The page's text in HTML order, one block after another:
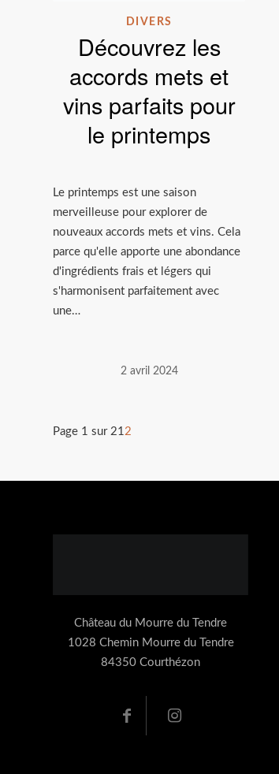
DIVERS
Découvrez les
accords mets et
vins parfaits pour
le printemps
Le printemps est une saison
merveilleuse pour explorer de
nouveaux accords mets et vins. Cela
parce qu'elle apporte une abondance
d'ingrédients frais et légers qui
s'harmonisent parfaitement avec
une…
2 avril 2024
Page 1 sur 212
Château du Mourre du Tendre
1028 Chemin Mourre du Tendre
84350 Courthézon